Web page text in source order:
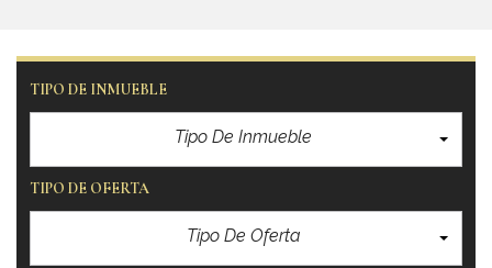
TIPO DE INMUEBLE
Tipo De Inmueble
TIPO DE OFERTA
Tipo De Oferta